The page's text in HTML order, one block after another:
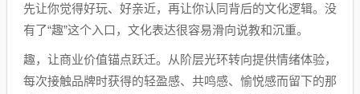
先让你觉得好玩、好亲近，再让你认同背后的文化逻辑。没
有了“趣”这个入口，文化表达很容易滑向说教和沉重。
趣，让商业价值锚点跃迁。从阶层光环转向提供情绪体验，
每次接触品牌时获得的轻盈感、共鸣感、愉悦感而留下的那